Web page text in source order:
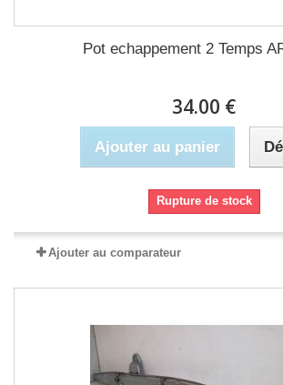
Pot echappement 2 Temps
34.00 €
Ajouter au panier
Rupture de stock
Ajouter au comparateur